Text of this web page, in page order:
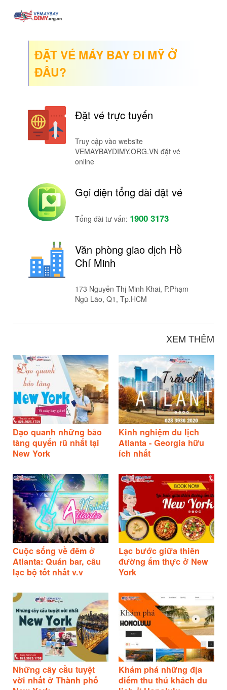
ĐẶT VÉ MÁY BAY ĐI MỸ Ở
ĐÂU?
Đặt vé trực tuyến
Truy cập vào website
VEMAYBAYDIMY.ORG.VN đặt vé
online
Gọi điện tổng đài đặt vé
Tổng đài tư vấn: 1900 3173
Văn phòng giao dịch Hồ
Chí Minh
173 Nguyễn Thị Minh Khai, P.Phạm
Ngũ Lão, Q1, Tp.HCM
XEM THÊM
Dạo quanh những bảo
tàng quyến rũ nhất tại
New York
Kinh nghiệm du lịch
Atlanta - Georgia hữu
ích nhất
Cuộc sống về đêm ở
Atlanta: Quán bar, câu
lạc bộ tốt nhất v.v
Lạc bước giữa thiên
đường ẩm thực ở New
York
Những cây cầu tuyệt
vời nhất ở Thành phố
Khám phá những địa
điểm thu thú khách du